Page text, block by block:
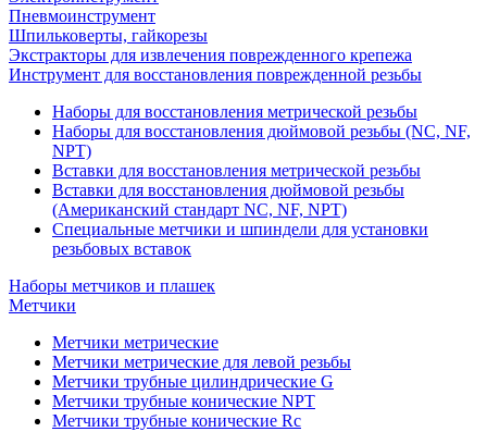
Пневмоинструмент
Шпильковерты, гайкорезы
Экстракторы для извлечения поврежденного крепежа
Инструмент для восстановления поврежденной резьбы
Наборы для восстановления метрической резьбы
Наборы для восстановления дюймовой резьбы (NC, NF,
NPT)
Вставки для восстановления метрической резьбы
Вставки для восстановления дюймовой резьбы
(Американский стандарт NC, NF, NPT)
Специальные метчики и шпиндели для установки
резьбовых вставок
Наборы метчиков и плашек
Метчики
Метчики метрические
Метчики метрические для левой резьбы
Метчики трубные цилиндрические G
Метчики трубные конические NPT
Метчики трубные конические Rc